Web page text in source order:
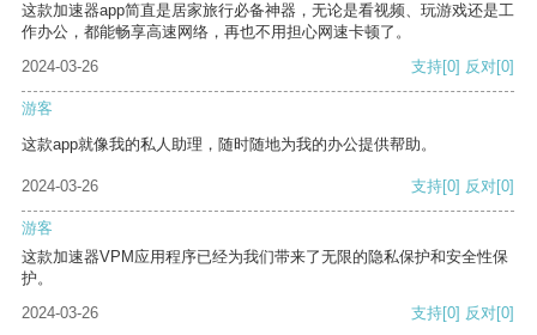
这款加速器app简直是居家旅行必备神器，无论是看视频、玩游戏还是工
作办公，都能畅享高速网络，再也不用担心网速卡顿了。
2024-03-26
支持[0] 反对[0]
游客
这款app就像我的私人助理，随时随地为我的办公提供帮助。
2024-03-26 支持[0] 反对[0]
游客
这款加速器VPM应用程序已经为我们带来了无限的隐私保护和安全性保
护。
2024-03-26
支持[0] 反对[0]